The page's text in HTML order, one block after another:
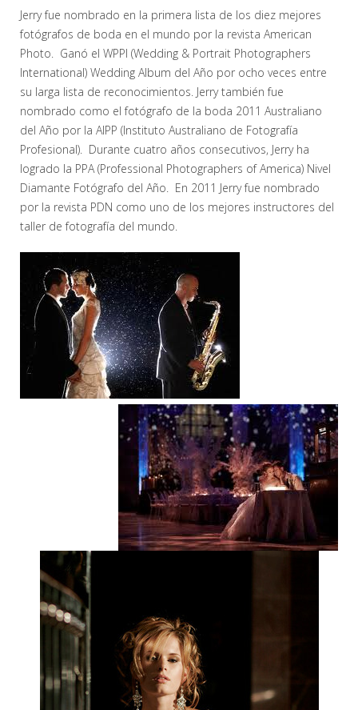
Jerry fue nombrado en la primera lista de los diez mejores
fotógrafos de boda en el mundo por la revista American
Photo. Ganó el WPPI (Wedding & Portrait Photographers
International) Wedding Album del Año por ocho veces entre
su larga lista de reconocimientos. Jerry también fue
nombrado como el fotógrafo de la boda 2011 Australiano
del Año por la AIPP (Instituto Australiano de Fotografía
Profesional). Durante cuatro años consecutivos, Jerry ha
logrado la PPA (Professional Photographers of America) Nivel
Diamante Fotógrafo del Año. En 2011 Jerry fue nombrado
por la revista PDN como uno de los mejores instructores del
taller de fotografía del mundo.